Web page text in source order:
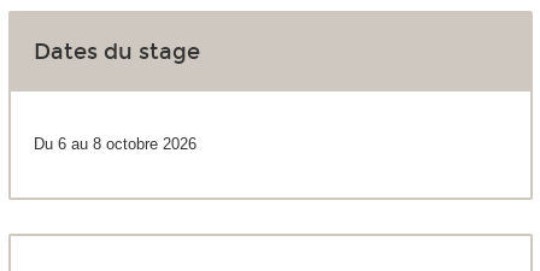
Dates du stage
Du 6 au 8 octobre 2026